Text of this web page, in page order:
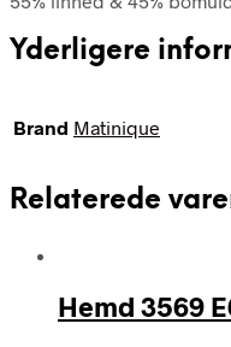
Yderligere
Brand Matinique
Relaterede
Hemd 3569